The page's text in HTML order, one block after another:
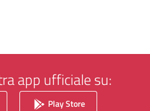
app ufficiale su:
Play Store